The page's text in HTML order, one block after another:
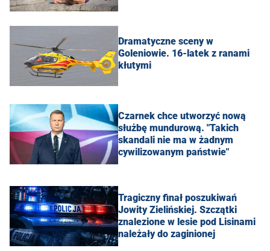
Dramatyczne sceny w
Goleniowie. 16-latek z ranami
kłutymi
Czarnek chce utworzyć nową
służbę mundurową. "Takich
skandali nie ma w żadnym
cywilizowanym państwie"
Tragiczny finał poszukiwań
Jowity Zielińskiej. Szczątki
znalezione w lesie pod Lisinami
należały do zaginionej